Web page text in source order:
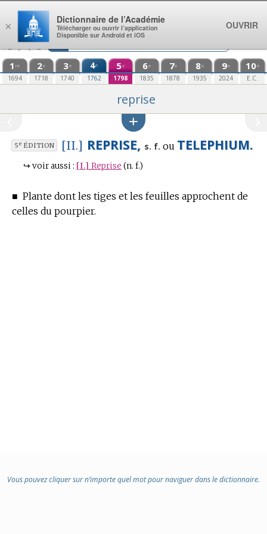
Aller au contenu
1 re
1694
2e
1718
3e
1740
4e
1762
5e
1798
6e
1835
7e
1878
8e
1935
9e
2024
10e
E.C.
reprise
5eÉDITION [II.] REPRISE, s. f. ou TELEPHIUM.
↪ voir aussi : [I.] Reprise (n. f.)
■ Plante dont les tiges et les feuilles approchent de
celles du pourpier.
Vous pouvez cliquer sur n’importe quel mot pour naviguer dans le dictionnaire.
×
Dictionnaire de l’Académie
Télécharger ou ouvrir l’application
Disponible sur Android et iOS
OUVRIR